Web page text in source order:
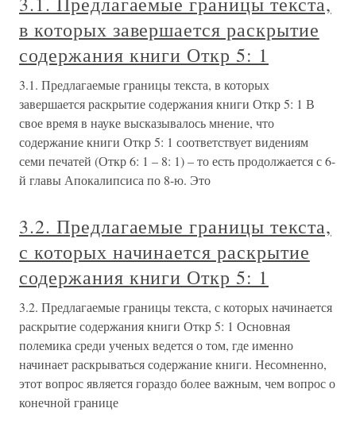
в которых завершается раскрытие
содержания книги Откр 5: 1
3.1. Предлагаемые границы текста, в которых
завершается раскрытие содержания книги Откр 5: 1 В
свое время в науке высказывалось мнение, что
содержание книги Откр 5: 1 соответствует видениям
семи печатей (Откр 6: 1 – 8: 1) – то есть продолжается с 6-
й главы Апокалипсиса по 8-ю. Это
3.2. Предлагаемые границы текста,
с которых начинается раскрытие
содержания книги Откр 5: 1
3.2. Предлагаемые границы текста, с которых начинается
раскрытие содержания книги Откр 5: 1 Основная
полемика среди ученых ведется о том, где именно
начинает раскрываться содержание книги. Несомненно,
этот вопрос является гораздо более важным, чем вопрос о
конечной границе